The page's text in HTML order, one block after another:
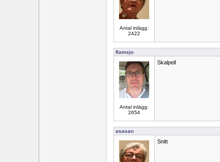
Antal inlägg:
2422
flamsjo
Antal inlägg:
2654
Skalpell
asasan
Snitt